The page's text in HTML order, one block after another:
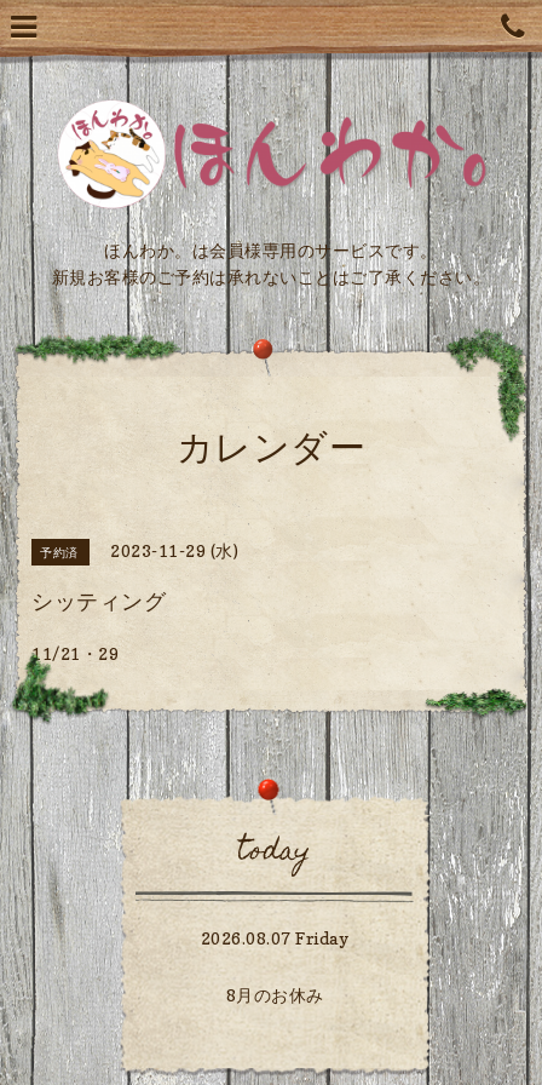
ほんわか。は会員様専用のサービスです。
新規お客様のご予約は承れないことはご了承ください。
カレンダー
予約済 2023-11-29 (水)
シッティング
11/21・29
today
2026.08.07 Friday
8月のお休み